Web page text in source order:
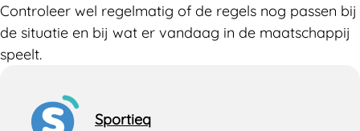
Controleer wel regelmatig of de regels nog passen bij
de situatie en bij wat er vandaag in de maatschappij
speelt.
Sportieq